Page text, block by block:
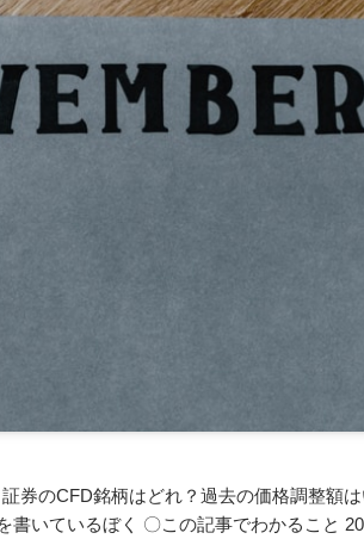
券のCFD銘柄はどれ？過去の価格調整額
いているぼく 〇この記事でわかること